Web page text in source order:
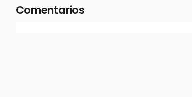
Comentarios